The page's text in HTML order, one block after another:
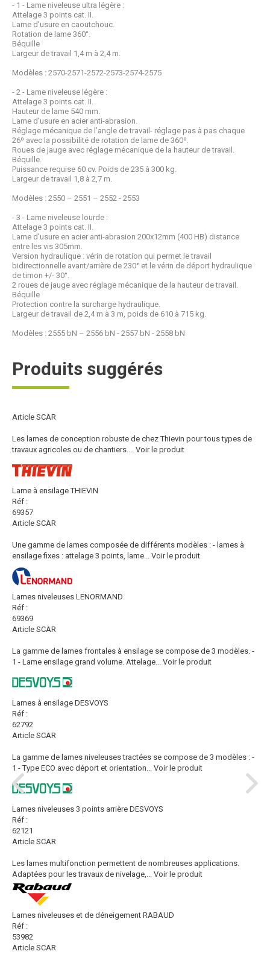
- 1 - Lame niveleuse ultra légère :
Attelage 3 points cat. II.
Lame d’usure en caoutchouc.
Rotation de lame 360°.
Béquille
Largeur de travail 1,4 m à 2,4 m.
Modèles : 2570-2571-2572-2573-2574-2575
- 2 - Lame niveleuse légère :
Attelage 3 points cat. II.
Hauteur de lame 540 mm.
Lame d’usure en acier anti-abrasion.
Réglage mécanique de l’angle de travail- réglage pas à pas chaque
26⁰ avec la possibilité de rotation de lame de 360⁰.
Roues de jauge avec réglage mécanique de la hauteur de travail.
Béquille.
Puissance requise 60 cv. Poids de 235 à 300 kg.
Largeur de travail 1,8 à 2,7 m.
Modèles : 2550 – 2551 – 2552 - 2553
- 3 - Lame niveleuse lourde :
Attelage 3 points cat. II.
Lame d’usure en acier anti-abrasion 200x12mm (400 HB) distance
entre les vis 305mm.
Version hydraulique : vérin de rotation qui permet le travail
bidirectionnelle avant/arrière de 230° et le vérin de déport hydraulique
de timon +/- 30°.
2 roues de jauge avec réglage mécanique de la hauteur de travail.
Béquille
Protection contre la surcharge hydraulique.
Largeur de travail de 2,4 m à 3 m, poids de 610 à 715 kg.
Modèles : 2555 bN – 2556 bN - 2557 bN - 2558 bN
Produits suggérés
Article SCAR
Les lames de conception robuste de chez Thievin pour tous types de
travaux agricoles ou de chantiers.... Voir le produit
Lame à ensilage THIEVIN
Réf :
69357
Article SCAR
Une gamme de lames composée de différents modèles : - lames à
ensilage fixes : attelage 3 points, lame... Voir le produit
Lames niveleuses LENORMAND
Réf :
69369
Article SCAR
La gamme de lames frontales à ensilage se compose de 3 modèles. -
1 - Lame ensilage grand volume. Attelage... Voir le produit
Lames à ensilage DESVOYS
Réf :
62792
Article SCAR
La gamme de lames niveleuses tractées se compose de 3 modèles : -
1 - Type ECO avec déport et orientation... Voir le produit
Lames niveleuses 3 points arrière DESVOYS
Réf :
62121
Article SCAR
Les lames multifonction permettent de nombreuses applications.
Adaptées pour les travaux de nivelage,... Voir le produit
Lames niveleuses et de déneigement RABAUD
Réf :
53982
Article SCAR